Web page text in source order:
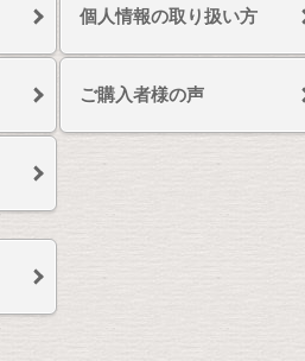
個人情報の取り扱い方
ご購入者様の声